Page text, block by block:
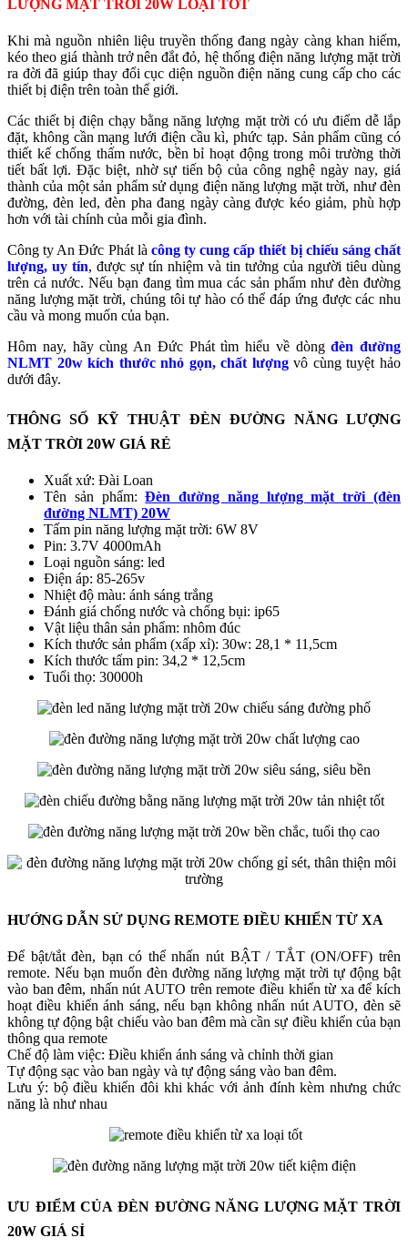
LƯỢNG MẶT TRỜI 20W LOẠI TỐT
Khi mà nguồn nhiên liệu truyền thống đang ngày càng khan hiếm,
kéo theo giá thành trở nên đắt đỏ, hệ thống điện năng lượng mặt trời
ra đời đã giúp thay đổi cục diện nguồn điện năng cung cấp cho các
thiết bị điện trên toàn thế giới.
Các thiết bị điện chạy bằng năng lượng mặt trời có ưu điểm dễ lắp
đặt, không cần mạng lưới điện cầu kì, phức tạp. Sản phẩm cũng có
thiết kế chống thấm nước, bền bỉ hoạt động trong môi trường thời
tiết bất lợi. Đặc biệt, nhờ sự tiến bộ của công nghệ ngày nay, giá
thành của một sản phẩm sử dụng điện năng lượng mặt trời, như đèn
đường, đèn led, đèn pha đang ngày càng được kéo giảm, phù hợp
hơn với tài chính của mỗi gia đình.
Công ty An Đức Phát là công ty cung cấp thiết bị chiếu sáng chất
lượng, uy tín, được sự tín nhiệm và tin tưởng của người tiêu dùng
trên cả nước. Nếu bạn đang tìm mua các sản phẩm như đèn đường
năng lượng mặt trời, chúng tôi tự hào có thể đáp ứng được các nhu
cầu và mong muốn của bạn.
Hôm nay, hãy cùng An Đức Phát tìm hiểu về dòngđèn đường
NLMT 20w kích thước nhỏ gọn, chất lượngvô cùng tuyệt hảo
dưới đây.
THÔNG SỐ KỸ THUẬT ĐÈN ĐƯỜNG NĂNG LƯỢNG
MẶT TRỜI 20W GIÁ RẺ
Xuất xứ: Đài Loan
Tên sản phẩm:Đèn đường năng lượng mặt trời (đèn
đường NLMT) 20W
Tấm pin năng lượng mặt trời: 6W 8V
Pin: 3.7V 4000mAh
Loại nguồn sáng: led
Điện áp: 85-265v
Nhiệt độ màu: ánh sáng trắng
Đánh giá chống nước và chống bụi: ip65
Vật liệu thân sản phẩm: nhôm đúc
Kích thước sản phẩm (xấp xỉ): 30w: 28,1 * 11,5cm
Kích thước tấm pin: 34,2 * 12,5cm
Tuổi thọ: 30000h
HƯỚNG DẪN SỬ DỤNG REMOTE ĐIỀU KHIỂN TỪ XA
Để bật/tắt đèn, bạn có thể nhấn nút BẬT / TẮT (ON/OFF) trên
remote. Nếu bạn muốn đèn đường năng lượng mặt trời tự động bật
vào ban đêm, nhấn nút AUTO trên remote điều khiển từ xa để kích
hoạt điều khiển ánh sáng, nếu bạn không nhấn nút AUTO, đèn sẽ
không tự động bật chiếu vào ban đêm mà cần sự điều khiển của bạn
thông qua remote
Chế độ làm việc: Điều khiển ánh sáng và chỉnh thời gian
Tự động sạc vào ban ngày và tự động sáng vào ban đêm.
Lưu ý: bộ điều khiển đôi khi khác với ảnh đính kèm nhưng chức
năng là như nhau
ƯU ĐIỂM CỦA ĐÈN ĐƯỜNG NĂNG LƯỢNG MẶT TRỜI
20W GIÁ SỈ